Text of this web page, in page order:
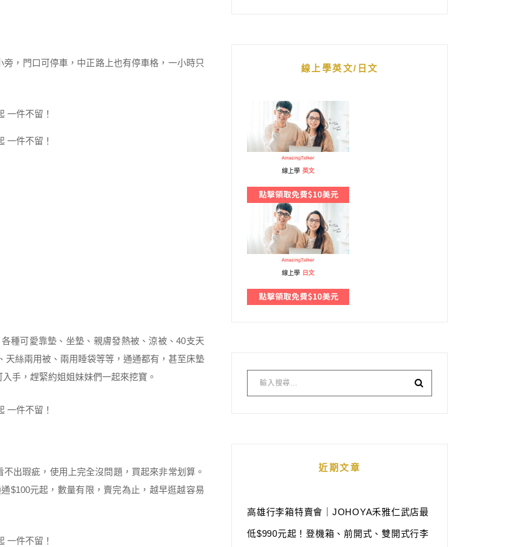
，門口可停車，中正路上也有停車格，一小時只
種可愛靠墊、坐墊、親膚發熱被、涼被、40支天
絲兩用被、兩用睡袋等等，通通都有，甚至床墊
手，趕緊約姐姐妹妹們一起來挖寶。
出瑕疵，使用上完全沒問題，買起來非常划算。
$100元起，數量有限，賣完為止，越早逛越容易
線上學英文/日文
線上學 英文
線上學 日文
近期文章
高雄行李箱特賣會｜JOHOYA禾雅仁武店最
低$990元起！登機箱、前開式、雙開式行李